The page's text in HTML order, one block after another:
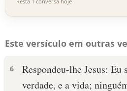
Este versículo em outras
6
Respondeu-lhe Jesus: Eu
verdade, e a vida;